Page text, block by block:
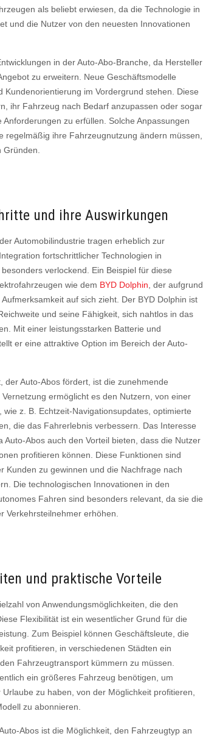
als beliebt erwiesen, da die Technologie in
und die Nutzer von den neuesten Innovationen
in der Auto-Abo-Branche, da Hersteller
zu erweitern. Neue Geschäftsmodelle
Kundenorientierung im Vordergrund stehen. Diese
ihr Fahrzeug nach Bedarf anzupassen oder sogar
zu erfüllen. Solche Anpassungen
regelmäßig ihre Fahrzeugnutzung ändern müssen,
und ihre Auswirkungen
Automobilindustrie tragen erheblich zur
fortschrittlicher Technologien in
verlockend. Ein Beispiel für diese
wie dem BYD Dolphin , der aufgrund
auf sich zieht. Der BYD Dolphin ist
und seine Fähigkeit, sich nahtlos in das
Mit einer leistungsstarken Batterie und
er eine attraktive Option im Bereich der Auto-
der Auto-Abos fördert, ist die zunehmende
ermöglicht es den Nutzern, von einer
z. B. Echtzeit-Navigationsupdates, optimierte
die das Fahrerlebnis verbessern. Das Interesse
Auto-Abos auch den Vorteil bieten, dass die Nutzer
profitieren können. Diese Funktionen sind
Kunden zu gewinnen und die Nachfrage nach
Die technologischen Innovationen in den
Fahren sind besonders relevant, da sie die
Verkehrsteilnehmer erhöhen.
und praktische Vorteile
von Anwendungsmöglichkeiten, die den
Flexibilität ist ein wesentlicher Grund für die
Zum Beispiel können Geschäftsleute, die
profitieren, in verschiedenen Städten ein
Fahrzeugtransport kümmern zu müssen.
ein größeres Fahrzeug benötigen, um
zu haben, von der Möglichkeit profitieren,
zu abonnieren.
Abos ist die Möglichkeit, den Fahrzeugtyp an